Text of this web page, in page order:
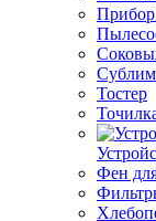
Прибор
Тостер
Фен